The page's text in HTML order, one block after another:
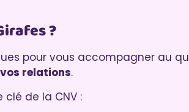
?
pour vous accompagner au
relations.
de la CNV :